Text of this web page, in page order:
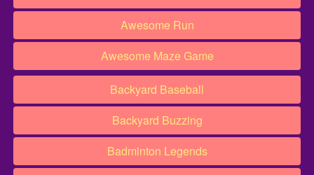
Awesome Run
Awesome Maze Game
Backyard Baseball
Backyard Buzzing
Badminton Legends